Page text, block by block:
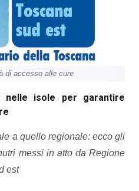
di accesso alle cure
isole per garantire
a quello regionale: ecco gli
messi in atto da Regione
est